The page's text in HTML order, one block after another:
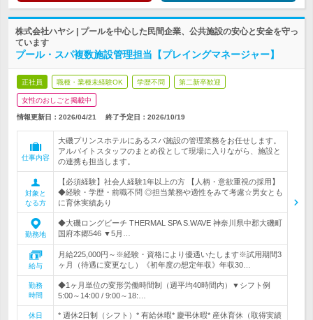
株式会社ハヤシ | プールを中心した民間企業、公共施設の安心と安全を守っ
ています
プール・スパ複数施設管理担当【プレイングマネージャー】
正社員 職種・業種未経験OK 学歴不問 第二新卒歓迎
女性のおしごと掲載中
情報更新日：2026/04/21 終了予定日： 2026/10/19
仕事内容
大磯プリンスホテルにあるスパ施設の管理業務をお任せします。
アルバイトスタッフのまとめ役として現場に入りながら、施設と
の連携も担当します。
対象と
なる方
【必須経験】社会人経験1年以上の方 【人柄・意欲重視の採用】
◆経験・学歴・前職不問 ◎担当業務や適性をみて考慮☆男女とも
に育休実績あり
勤務地
◆大磯ロングビーチ THERMAL SPA S.WAVE 神奈川県中郡大磯町
国府本郷546 ▼5月…
給与
月給225,000円～※経験・資格により優遇いたします※試用期間3
ヶ月（待遇に変更なし）《初年度の想定年収》年収30…
勤務
時間
◆1ヶ月単位の変形労働時間制（週平均40時間内）▼シフト例
5:00～14:00 / 9:00～18:…
休日
* 週休2日制（シフト）* 有給休暇* 慶弔休暇* 産休育休（取得実績